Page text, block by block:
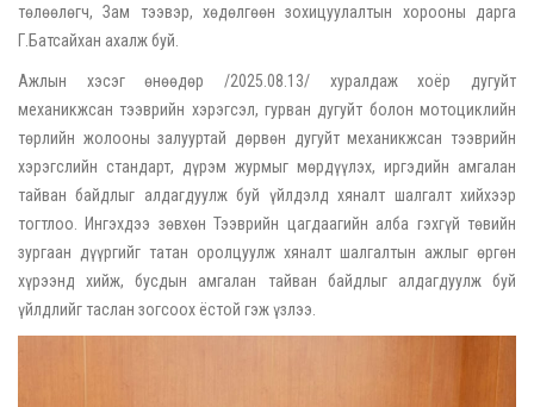
төлөөлөгч, Зам тээвэр, хөдөлгөөн зохицуулалтын хорооны дарга
Г.Батсайхан ахалж буй.
Ажлын хэсэг өнөөдөр /2025.08.13/ хуралдаж хоёр дугуйт
механикжсан тээврийн хэрэгсэл, гурван дугуйт болон мотоциклийн
төрлийн жолооны залууртай дөрвөн дугуйт механикжсан тээврийн
хэрэгслийн стандарт, дүрэм журмыг мөрдүүлэх, иргэдийн амгалан
тайван байдлыг алдагдуулж буй үйлдэлд хяналт шалгалт хийхээр
тогтлоо. Ингэхдээ зөвхөн Тээврийн цагдаагийн алба гэхгүй төвийн
зургаан дүүргийг татан оролцуулж хяналт шалгалтын ажлыг өргөн
хүрээнд хийж, бусдын амгалан тайван байдлыг алдагдуулж буй
үйлдлийг таслан зогсоох ёстой гэж үзлээ.